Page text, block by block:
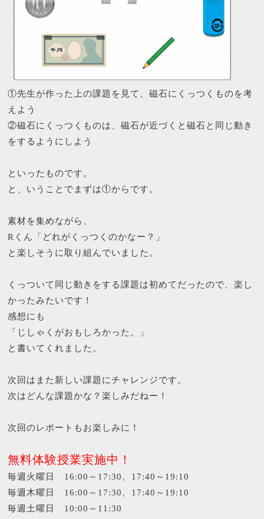
①先生が作った上の課題を見て、磁石にくっつくものを考
えよう
②磁石にくっつくものは、磁石が近づくと磁石と同じ動き
をするようにしよう
といったものです。
と、いうことでまずは①からです。
素材を集めながら、
Rくん「どれがくっつくのかなー？」
と楽しそうに取り組んでいました。
くっついて同じ動きをする課題は初めてだったので、楽し
かったみたいです！
感想にも
「じしゃくがおもしろかった。」
と書いてくれました。
次回はまた新しい課題にチャレンジです。
次はどんな課題かな？楽しみだねー！
次回のレポートもお楽しみに！
無料体験授業実施中！
毎週火曜日 16:00～17:30、17:40～19:10
毎週木曜日 16:00～17:30、17:40～19:10
毎週土曜日 10:00～11:30